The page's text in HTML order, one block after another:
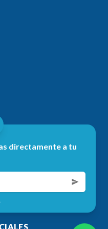
directamente a tu